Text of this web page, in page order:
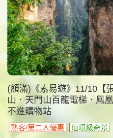
(額滿)《素易遊》11/10【
山．天門山百龍電梯．鳳
不進購物站
熟客/第二人優惠 仙境級奇景